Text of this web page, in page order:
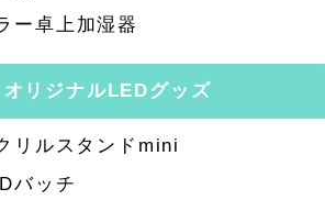
ー卓上加湿器
オリジナルLEDグッズ
リルスタンドmini
バッチ